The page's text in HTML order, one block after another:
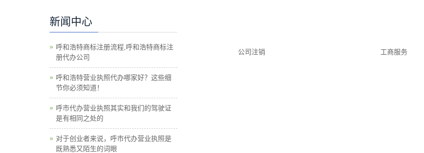
公司注销 工商服务
新闻中心
呼和浩特商标注册流程,呼和浩特商标注
册代办公司
呼和浩特营业执照代办哪家好？这些细
节你必须知道！
呼市代办营业执照其实和我们的驾驶证
是有相同之处的
对于创业者来说，呼市代办营业执照是
既熟悉又陌生的词眼